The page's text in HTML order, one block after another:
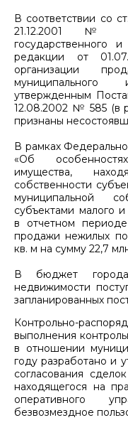
В соответствии со
21.12.2001 №
государственного
редакции от
организации
утвержденным
12.08.2002 № 585 (в
признаны
В рамках
«Об
имущества,
собственности
муниципальной
субъектами малого
в отчетном
продажи нежилых
кв. м на сумму 22,7
В бюджет города
недвижимости
запланированных
Контрольно-
выполнения
в отношении
году разработано и
согласования
находящегося на
оперативного
безвозмездное